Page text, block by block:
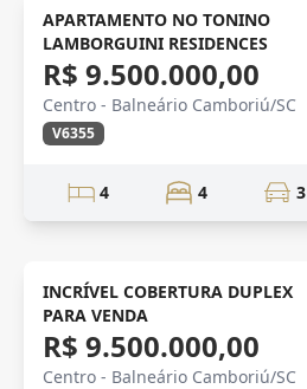
ALTO PADRÃO
APARTAMENTO NO TONINO
LAMBORGUINI RESIDENCES
R$ 9.500.000,00
Centro - Balneário Camboriú/SC
V6355
4 4 3
DUPLEX
INCRÍVEL COBERTURA DUPLEX
PARA VENDA
R$ 9.500.000,00
Centro - Balneário Camboriú/SC